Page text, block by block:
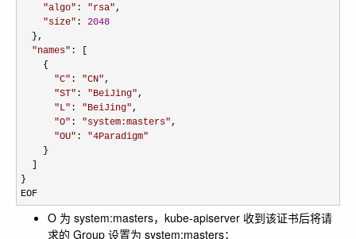
"algo" : "rsa",
"size" : 2048
  },
"names" : [
    {
"C" : "CN",
"ST" : "BeiJing",
"L" : "BeiJing",
"O" : "system:masters",
"OU" : "4Paradigm"
    }
}
EOF
O 为 system:masters，kube-apiserver 收到该证书后将请
求的 Group 设置为 system:masters；